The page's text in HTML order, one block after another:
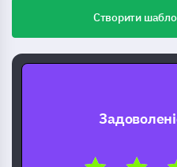
Створити